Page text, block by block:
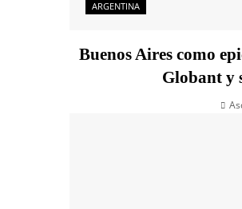
ARGENTINA
Buenos Aires como
Globant y